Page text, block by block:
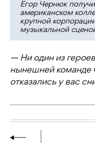
Егор Чернюк
американском
крупной
музыкальной
— Ни один из
нынешней команде
отказались у вас